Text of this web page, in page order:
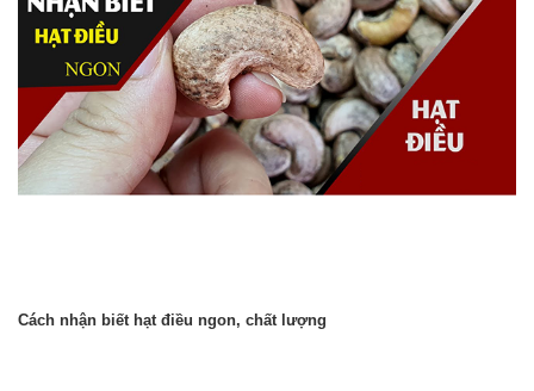
Cách nhận biết hạt điều ngon, chất lượng